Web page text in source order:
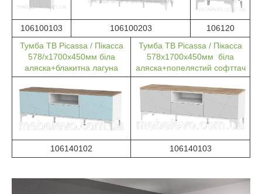
106100103 106100203
106120
Тумба ТВ Picassa / Пікасса
578/x1700x450мм біла
аляска+блакитна лагуна
Тумба ТВ Picassa / Пікасса
578x1700x450мм біла
аляска+попелястий софттач
106140102 106140103